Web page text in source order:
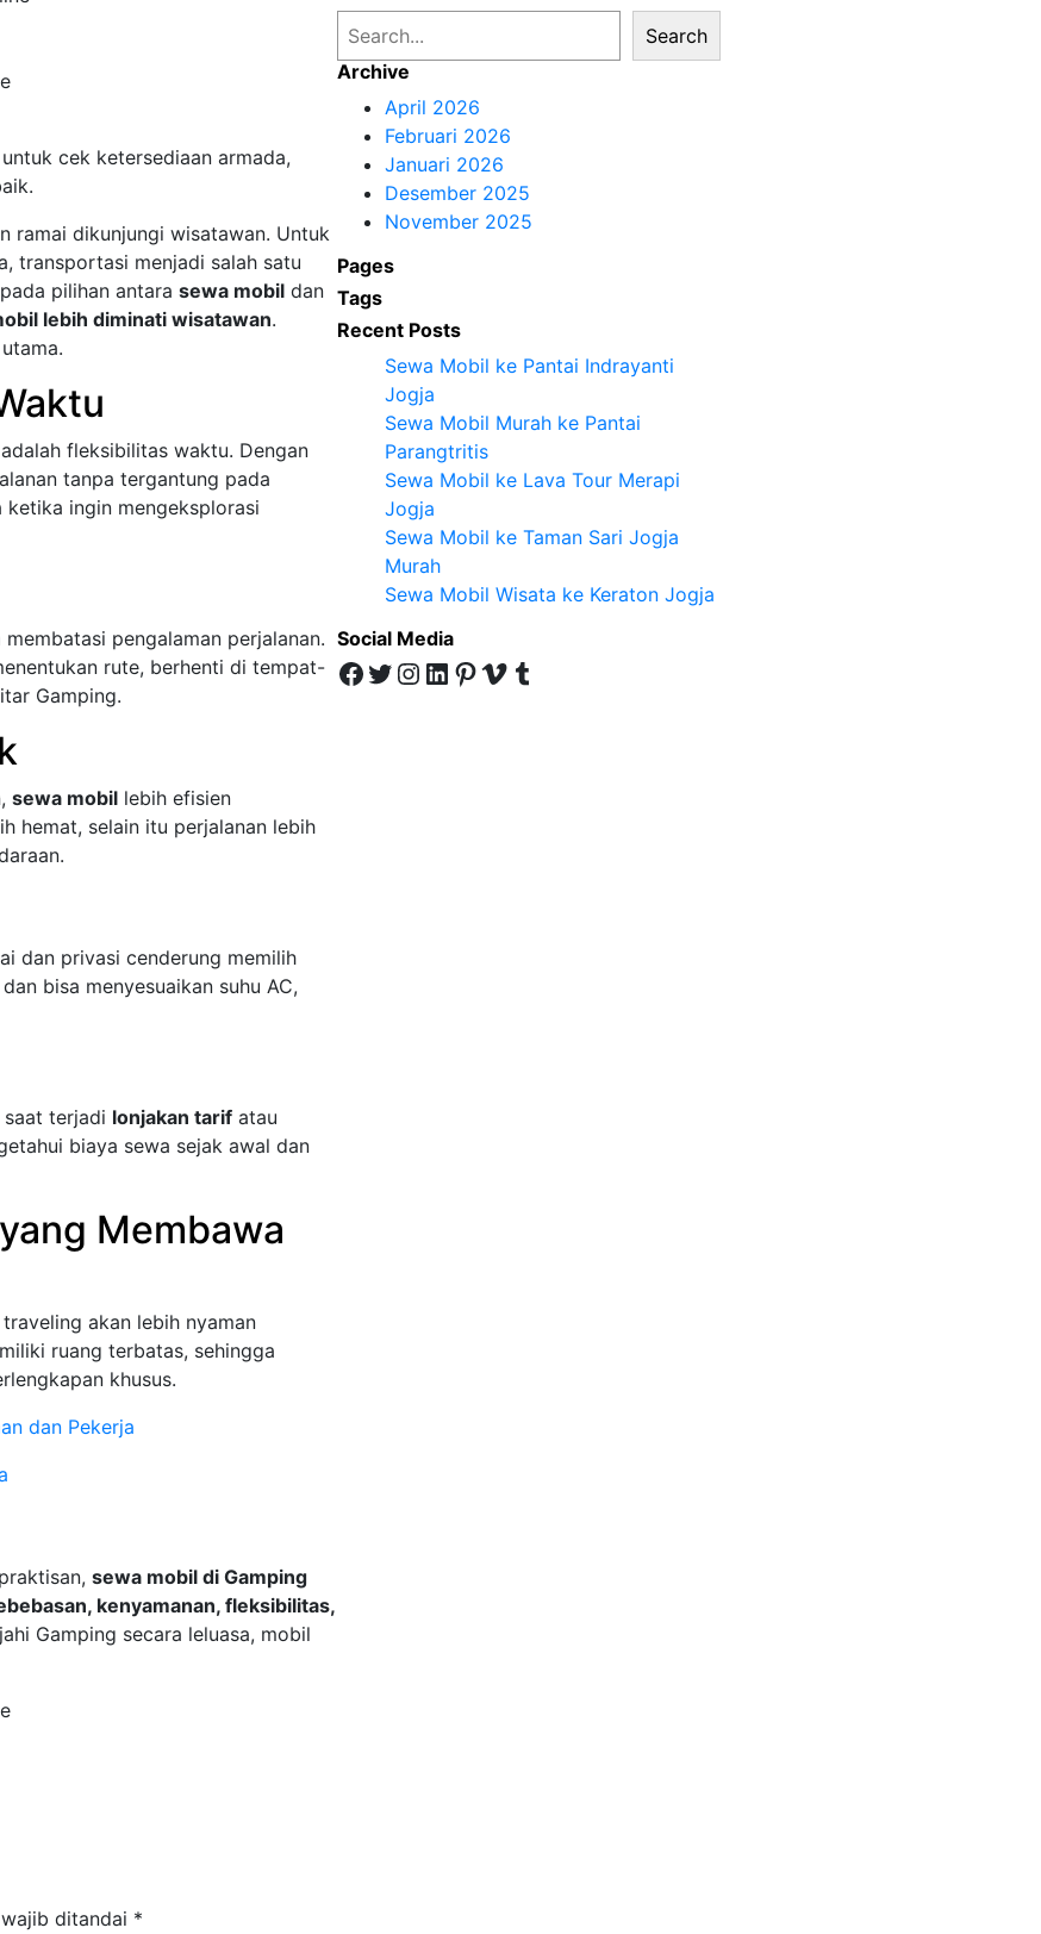
untuk cek ketersediaan armada,
ramai dikunjungi wisatawan. Untuk
transportasi menjadi salah satu
pilihan antara sewa mobil dan
lebih diminati wisatawan.
adalah fleksibilitas waktu. Dengan
tanpa tergantung pada
ingin mengeksplorasi
pengalaman perjalanan.
rute, berhenti di tempat-
Gamping.
sewa mobil lebih efisien
hemat, selain itu perjalanan lebih
dan privasi cenderung memilih
bisa menyesuaikan suhu AC,
terjadi lonjakan tarif atau
biaya sewa sejak awal dan
Membawa
akan lebih nyaman
ruang terbatas, sehingga
khusus.
dan Pekerja
sewa mobil di Gamping
kenyamanan, fleksibilitas,
Gamping secara leluasa, mobil
ditandai *
a
Search
Archive
April 2026
Februari 2026
Januari 2026
Desember 2025
November 2025
Pages
Tags
Recent Posts
Sewa Mobil ke Pantai Indrayanti
Jogja
Sewa Mobil Murah ke Pantai
Parangtritis
Sewa Mobil ke Lava Tour Merapi
Jogja
Sewa Mobil ke Taman Sari Jogja
Murah
Sewa Mobil Wisata ke Keraton Jogja
Social Media
Facebook Twitter Instagram LinkedIn Pinterest Vimeo Tumblr